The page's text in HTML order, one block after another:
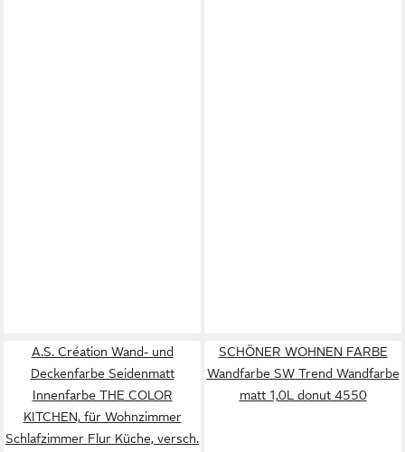
A.S. Création Wand- und
Deckenfarbe Seidenmatt
Innenfarbe THE COLOR
KITCHEN, für Wohnzimmer
Schlafzimmer Flur Küche, versch.
SCHÖNER WOHNEN FARBE
Wandfarbe SW Trend Wandfarbe
matt 1,0L donut 4550